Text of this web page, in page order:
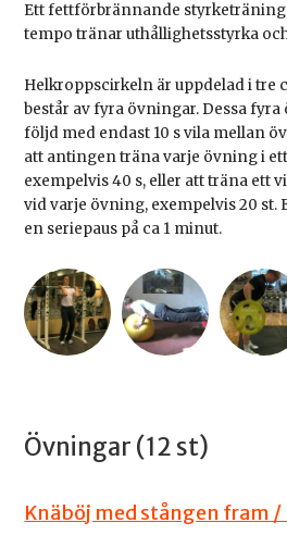
MIN TRÄNINGSLOGG
LADDA HEM VÅR APP
MEDLEM
Ett fettförbrännande
tempo tränar uthållighetsstyrka
Helkroppscirkeln är uppdelad i tre
består av fyra övningar. Dessa
följd med endast 10 s vila mellan
att antingen träna varje övning i
exempelvis 40 s, eller att träna ett
vid varje övning, exempelvis 20 st.
en seriepaus på ca 1 minut.
Övningar (12 st)
Knäböj med stången fram